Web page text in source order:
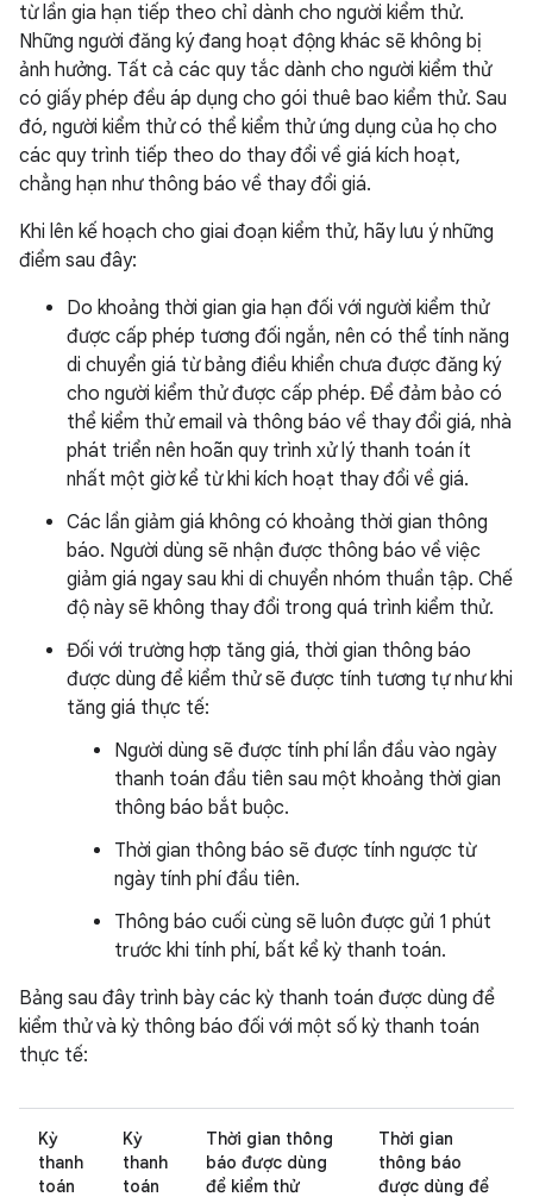
từ lần gia hạn tiếp theo chỉ dành cho người kiểm thử.
Những người đăng ký đang hoạt động khác sẽ không bị
ảnh hưởng. Tất cả các quy tắc dành cho người kiểm thử
có giấy phép đều áp dụng cho gói thuê bao kiểm thử. Sau
đó, người kiểm thử có thể kiểm thử ứng dụng của họ cho
các quy trình tiếp theo do thay đổi về giá kích hoạt,
chẳng hạn như thông báo về thay đổi giá.
Khi lên kế hoạch cho giai đoạn kiểm thử, hãy lưu ý những
điểm sau đây:
Do khoảng thời gian gia hạn đối với người kiểm thử
được cấp phép tương đối ngắn, nên có thể tính năng
di chuyển giá từ bảng điều khiển chưa được đăng ký
cho người kiểm thử được cấp phép. Để đảm bảo có
thể kiểm thử email và thông báo về thay đổi giá, nhà
phát triển nên hoãn quy trình xử lý thanh toán ít
nhất một giờ kể từ khi kích hoạt thay đổi về giá.
Các lần giảm giá không có khoảng thời gian thông
báo. Người dùng sẽ nhận được thông báo về việc
giảm giá ngay sau khi di chuyển nhóm thuần tập. Chế
độ này sẽ không thay đổi trong quá trình kiểm thử.
Đối với trường hợp tăng giá, thời gian thông báo
được dùng để kiểm thử sẽ được tính tương tự như khi
tăng giá thực tế:
Người dùng sẽ được tính phí lần đầu vào ngày
thanh toán đầu tiên sau một khoảng thời gian
thông báo bắt buộc.
Thời gian thông báo sẽ được tính ngược từ
ngày tính phí đầu tiên.
Thông báo cuối cùng sẽ luôn được gửi 1 phút
trước khi tính phí, bất kể kỳ thanh toán.
Bảng sau đây trình bày các kỳ thanh toán được dùng để
kiểm thử và kỳ thông báo đối với một số kỳ thanh toán
thực tế:
Kỳ
thanh
toán
Kỳ
thanh
toán
Thời gian thông
báo được dùng
để kiểm thử
Thời gian
thông báo
được dùng để